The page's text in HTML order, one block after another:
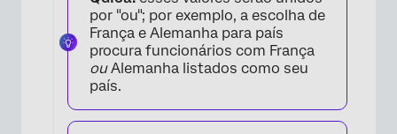
por "ou"; por exemplo, a escolha de
França e Alemanha para país
procura funcionários com França
ouAlemanha listados como seu
país.